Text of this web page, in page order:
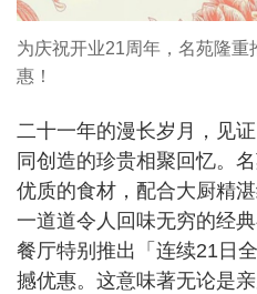
为庆祝开业21周年，名苑隆
惠！
二十一年的漫长岁月，见
同创造的珍贵相聚回忆。
优质的食材，配合大厨精
一道道令人回味无穷的经
餐厅特别推出「连续21日
撼优惠。这意味著无论是